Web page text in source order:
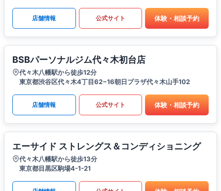
店舗情報 公式サイト 体験・相談予約
BSBパーソナルジム代々木初台店
代々木八幡駅から徒歩12分
東京都渋谷区代々木4丁目62−16朝日プラザ代々木山手102
店舗情報 公式サイト 体験・相談予約
エーサイド ストレングス＆コンディショニング
代々木八幡駅から徒歩13分
東京都目黒区駒場4-1-21